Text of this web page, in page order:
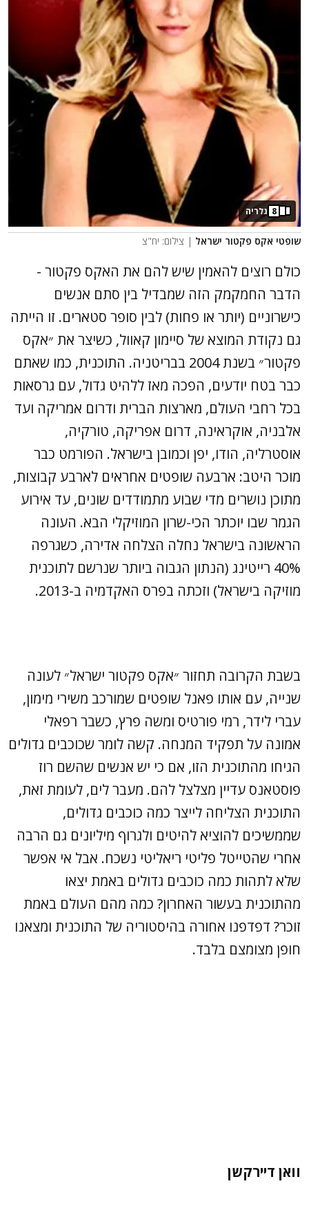
שופטי אקס פקטור ישראל | צילום: יח"צ
8 גלריה
כולם רוצים להאמין שיש להם את האקס פקטור -
הדבר החמקמק הזה שמבדיל בין סתם אנשים
כישרוניים (יותר או פחות) לבין סופר סטארים. זו הייתה
גם נקודת המוצא של סיימון קאוול, כשיצר את ״אקס
פקטור״ בשנת 2004 בבריטניה. התוכנית, כמו שאתם
כבר בטח יודעים, הפכה מאז ללהיט גדול, עם גרסאות
בכל רחבי העולם, מארצות הברית ודרום אמריקה ועד
אלבניה, אוקראינה, דרום אפריקה, טורקיה,
אוסטרליה, הודו, יפן וכמובן בישראל. הפורמט כבר
מוכר היטב: ארבעה שופטים אחראים לארבע קבוצות,
מתוכן נושרים מדי שבוע מתמודדים שונים, עד אירוע
הגמר שבו יוכתר הכי-שרון המוזיקלי הבא. העונה
הראשונה בישראל נחלה הצלחה אדירה, כשגרפה
40% רייטינג (הנתון הגבוה ביותר שנרשם לתוכנית
מוזיקה בישראל) וזכתה בפרס האקדמיה ב-2013.
בשבת הקרובה תחזור ״אקס פקטור ישראל״ לעונה
שנייה, עם אותו פאנל שופטים שמורכב משירי מימון,
עברי לידר, רמי פורטיס ומשה פרץ, כשבר רפאלי
אמונה על תפקיד המנחה. קשה לומר שכוכבים גדולים
הגיחו מהתוכנית הזו, אם כי יש אנשים שהשם רוז
פוסטאנס עדיין מצלצל להם. מעבר לים, לעומת זאת,
התוכנית הצליחה לייצר כמה כוכבים גדולים,
שממשיכים להוציא להיטים ולגרוף מיליונים גם הרבה
אחרי שהטייטל פליטי ריאליטי נשכח. אבל אי אפשר
שלא לתהות כמה כוכבים גדולים באמת יצאו
מהתוכנית בעשור האחרון? כמה מהם העולם באמת
זוכר? דפדפנו אחורה בהיסטוריה של התוכנית ומצאנו
חופן מצומצם בלבד.
וואן דיירקשן